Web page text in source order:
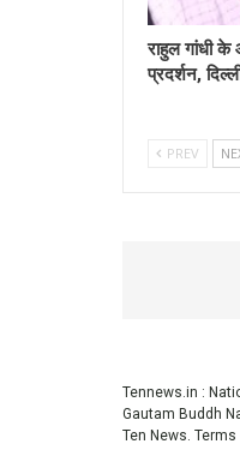
राहुल गांधी
प्रदर्शन,
PREV
Tennews.in :
Gautam Buddh
Ten News.